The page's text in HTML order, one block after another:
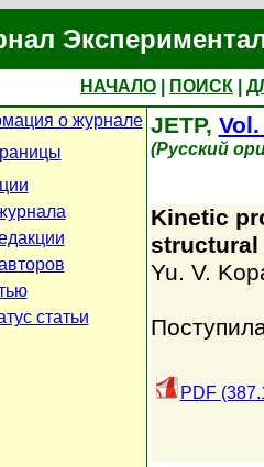
НАЧАЛО ПОИСК
о журнале
статьи
JETP,
(Русский
Kinetic
Yu. V.
PDF